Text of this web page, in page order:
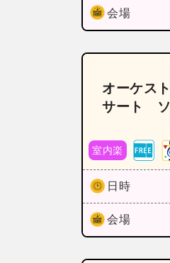
会場
オーケス
サート ソ
室内楽
日時
会場